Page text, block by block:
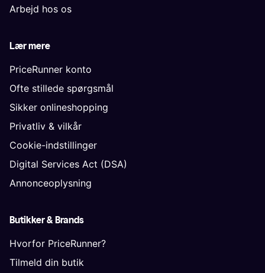
Arbejd hos os
Lær mere
PriceRunner konto
Ofte stillede spørgsmål
Sikker onlineshopping
Privatliv & vilkår
Cookie-indstillinger
Digital Services Act (DSA)
Annonceoplysning
Butikker & Brands
Hvorfor PriceRunner?
Tilmeld din butik